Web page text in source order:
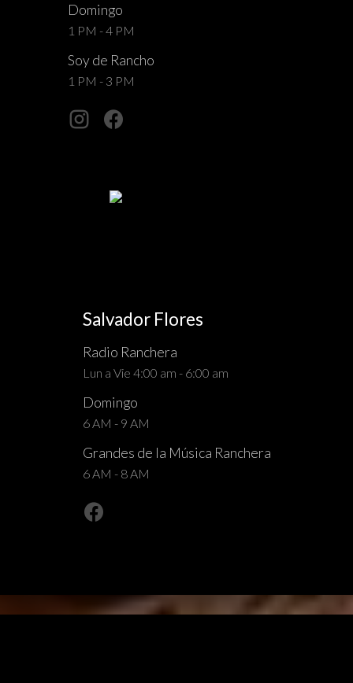
Domingo
1 PM - 4 PM
Soy de Rancho
1 PM - 3 PM
Salvador Flores
Radio Ranchera
Lun a Vie 4:00 am - 6:00 am
Domingo
6 AM - 9 AM
Grandes de la Música Ranchera
6 AM - 8 AM